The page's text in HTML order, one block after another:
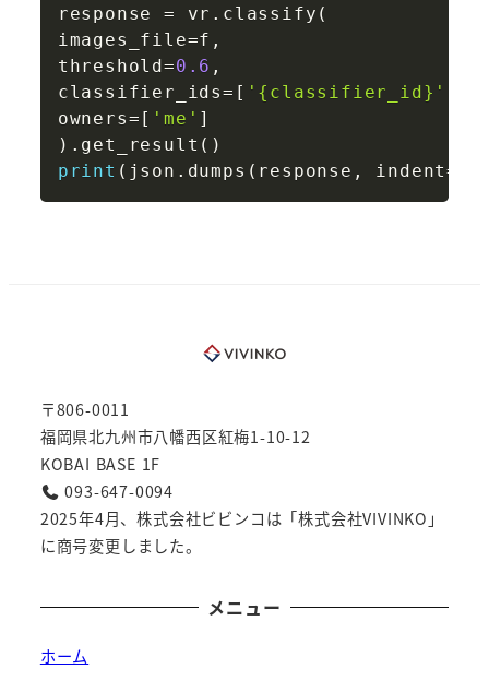
response = vr . classify (
images_file=f ,
threshold =0.6 ,
classifier_ids= [ '{classifier_id}'
owners= [ 'me' ]
) . get_result ( )
print ( json . dumps ( response , indent=
〒806-0011
福岡県北九州市八幡西区紅梅1-10-12
KOBAI BASE 1F
093-647-0094
2025年4月、株式会社ビビンコは「株式会社VIVINKO」
に商号変更しました。
メニュー
ホーム